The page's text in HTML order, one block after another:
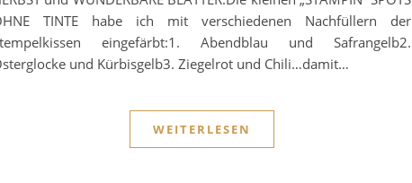
TINTE habe ich mit verschiedenen Nachfüllern der
eingefärbt:1. Abendblau und Safrangelb2.
und Kürbisgelb3. Ziegelrot und Chili…damit…
WEITERLESEN